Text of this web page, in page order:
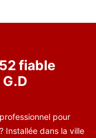
fiable
pour
Installée dans la ville